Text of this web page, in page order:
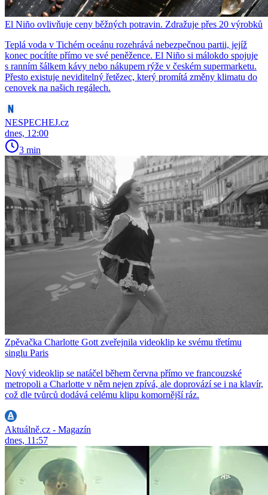
El Niño ovlivňuje ceny běžných potravin. Zdražuje přes 20 výrobků
Teplá voda v Tichém oceánu rozehrává nebezpečnou partii, jejíž
konec pocítíte přímo ve své peněžence. El Niño si málokdo spojuje
s ranním šálkem kávy nebo nákupem rýže v českém supermarketu.
Přesto existuje neviditelný řetězec, který promítá změny klimatu do
cenovek na našich regálech.
NESPECHEJ.cz
dnes, 12:00
3 min
Zpěvačka Charlotte Gott zveřejnila videoklip ke svému třetímu
singlu Paris
Nový videoklip se natáčel během června přímo ve francouzské
metropoli a Charlotte v něm nejen zpívá, ale doprovází se i na klavír,
což dle tvůrců dodává celému klipu komornější ráz.
Aktuálně.cz - Magazín
dnes, 11:57